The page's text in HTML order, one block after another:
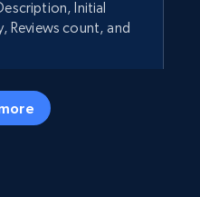
Initial
Reviews count, and
Comece agora